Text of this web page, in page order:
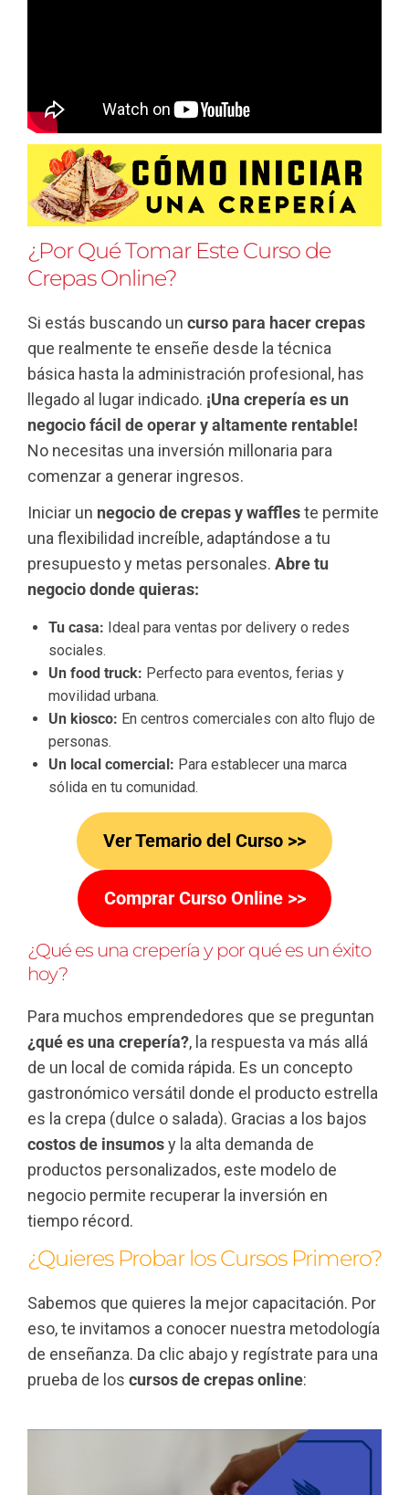
¿Por Qué Tomar Este Curso de
Crepas Online?
Si estás buscando un curso para hacer crepas
que realmente te enseñe desde la técnica
básica hasta la administración profesional, has
llegado al lugar indicado. ¡Una crepería es un
negocio fácil de operar y altamente rentable!
No necesitas una inversión millonaria para
comenzar a generar ingresos.
Iniciar un negocio de crepas y waffleste permite
una flexibilidad increíble, adaptándose a tu
presupuesto y metas personales. Abre tu
negocio donde quieras:
Tu casa: Ideal para ventas por delivery o redes
sociales.
Un food truck: Perfecto para eventos, ferias y
movilidad urbana.
Un kiosco: En centros comerciales con alto flujo de
personas.
Un local comercial: Para establecer una marca
sólida en tu comunidad.
Ver Temario del Curso >>
Comprar Curso Online >>
¿Qué es una crepería y por qué es un éxito
hoy?
Para muchos emprendedores que se preguntan
¿qué es una crepería?, la respuesta va más allá
de un local de comida rápida. Es un concepto
gastronómico versátil donde el producto estrella
es la crepa (dulce o salada). Gracias a los bajos
costos de insumosy la alta demanda de
productos personalizados, este modelo de
negocio permite recuperar la inversión en
tiempo récord.
¿Quieres Probar los Cursos Primero?
Sabemos que quieres la mejor capacitación. Por
eso, te invitamos a conocer nuestra metodología
de enseñanza. Da clic abajo y regístrate para una
prueba de los cursos de crepas online: